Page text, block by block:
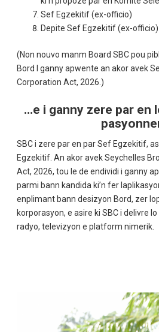
Sef Egzekitif (ex-officio)
Depite Sef Egzekitif (ex-officio)
(Non nouvo manm Board SBC pou
Bord I ganny apwente an akor avek
Corporation Act, 2026.)
…e i ganny zere par en
SBC i zere par en par Sef Egzekitif,
Egzekitif. An akor avek Seychelles
Act, 2026, tou le de endividi i ganny
parmi bann kandida ki’n fer
enplimant bann desizyon Bord, zer
korporasyon, e asire ki SBC i delivre
radyo, televizyon e platform nimerik.